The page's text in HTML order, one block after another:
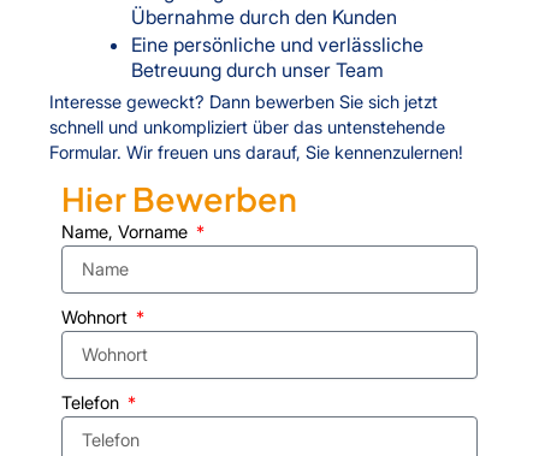
Übernahme durch den Kunden
Eine persönliche und verlässliche
Betreuung durch unser Team
Interesse geweckt? Dann bewerben Sie sich jetzt
schnell und unkompliziert über das untenstehende
Formular. Wir freuen uns darauf, Sie kennenzulernen!
Hier Bewerben
Name, Vorname
Wohnort
Telefon